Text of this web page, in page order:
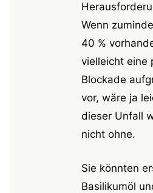
Wenn
40 %
vielleicht eine
Blockade
vor, wäre ja
dieser Unfall
nicht ohne.
Sie könnten
Basilikumöl